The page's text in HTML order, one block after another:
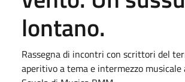
lontano.
Rassegna di incontri con scrittori del
aperitivo a tema e intermezzo musicale